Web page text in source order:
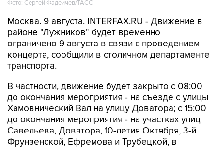
Фото: Сергей Фадеичев/ТАСС
Москва. 9 августа. INTERFAX.RU - Движение в
районе "Лужников" будет временно
ограничено 9 августа в связи с проведением
концерта, сообщили в столичном департаменте
транспорта.
В частности, движение будет закрыто с 08:00
до окончания мероприятия - на съезде с улицы
Хамовнический Вал на улицу Доватора; с 15:00
до окончания мероприятия - на участках улиц
Савельева, Доватора, 10-летия Октября, 3-й
Фрунзенской, Ефремова и Трубецкой, в